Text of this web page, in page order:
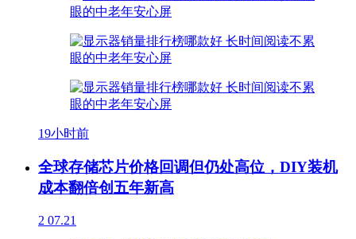
19小时前
全球存储芯片价格回调但仍处高位，DIY装机
成本翻倍创五年新高
2 07.21